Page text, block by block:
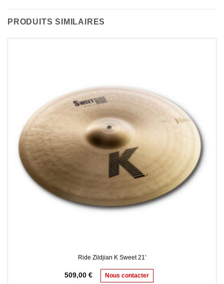
PRODUITS SIMILAIRES
Ride Zildjian K Sweet 21′
509,00 € Nous contacter